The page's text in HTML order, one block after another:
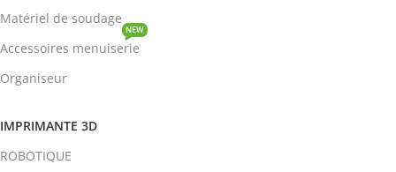
Matériel de soudage
Accessoires menuiserie
NEW
Organiseur
IMPRIMANTE 3D
ROBOTIQUE